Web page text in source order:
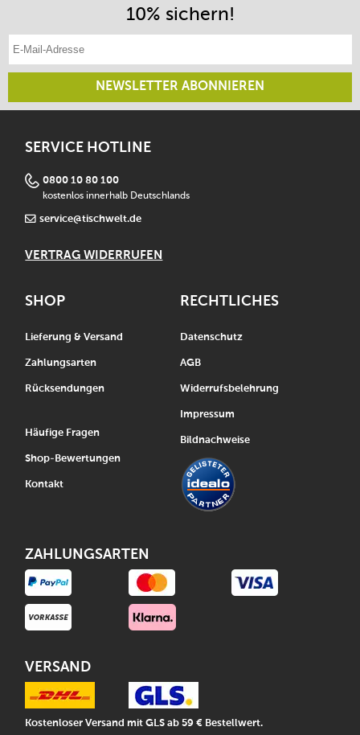
10% sichern!
NEWSLETTER ABONNIEREN
SERVICE HOTLINE
0800 10 80 100
kostenlos innerhalb Deutschlands
service@tischwelt.de
VERTRAG WIDERRUFEN
SHOP
Lieferung & Versand
Zahlungsarten
Rücksendungen
Häufige Fragen
Shop-Bewertungen
Kontakt
RECHTLICHES
Datenschutz
AGB
Widerrufsbelehrung
Impressum
Bildnachweise
ZAHLUNGSARTEN
VERSAND
Kostenloser Versand mit GLS ab 59 € Bestellwert.